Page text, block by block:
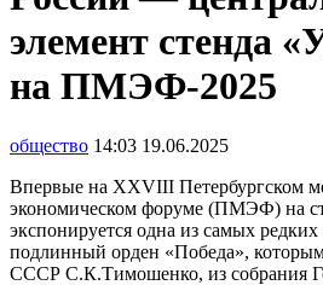
элемент стенда
на ПМЭФ-2025
общество 14:03 19.06.2025
Впервые на XXVIII Петербургском
экономическом форуме (ПМЭФ) на
экспонируется одна из самых
подлинный орден «Победа»,
СССР С.К.Тимошенко, из собрания